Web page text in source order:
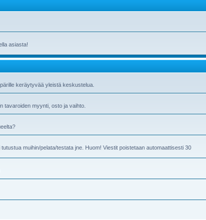
asiasta!
keräytyvää yleistä keskustelua.
tavaroiden myynti, osto ja vaihto.
muihin/pelata/testata jne. Huom! Viestit poistetaan automaattisesti 30